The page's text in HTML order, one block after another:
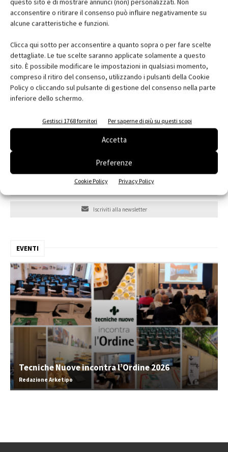
questo sito e di mostrare annunci (non) personalizzati. Non
acconsentire o ritirare il consenso può influire negativamente su
alcune caratteristiche e funzioni.
Clicca qui sotto per acconsentire a quanto sopra o per fare scelte
dettagliate. Le tue scelte saranno applicate solamente a questo
sito. È possibile modificare le impostazioni in qualsiasi momento,
compreso il ritiro del consenso, utilizzando i pulsanti della Cookie
Policy o cliccando sul pulsante di gestione del consenso nella parte
inferiore dello schermo.
Gestisci 1768 fornitori Per saperne di più su questi scopi
Accetta
Preferenze
Cookie Policy Privacy Policy
Edicola web
Iscriviti alla newsletter
EVENTI
Tecniche Nuove incontra l’Ordine 2026
Redazione Arketipo